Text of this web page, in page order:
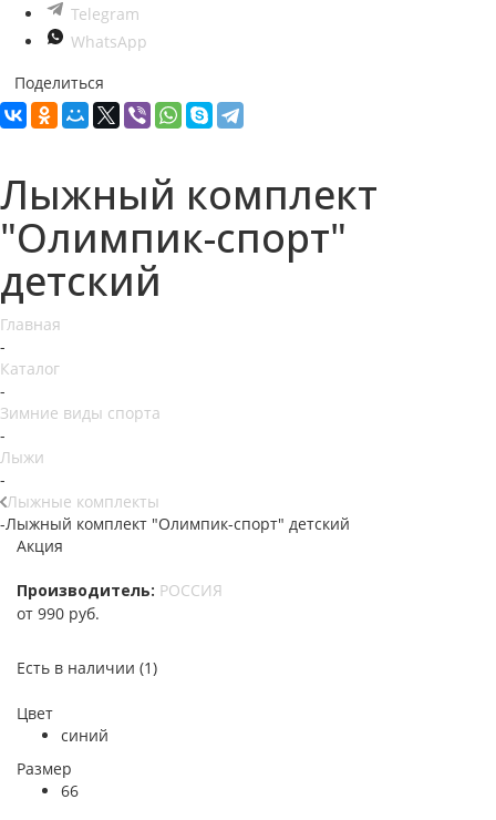
Telegram
WhatsApp
Поделиться
Лыжный комплект
"Олимпик-спорт"
детский
Главная
-
Каталог
-
Зимние виды спорта
-
Лыжи
-
Лыжные комплекты
-Лыжный комплект "Олимпик-спорт" детский
Акция
Производитель: РОССИЯ
от 990 руб.
Есть в наличии (1)
Цвет
синий
Размер
66